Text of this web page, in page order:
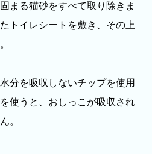
まる猫砂をすべて取り除きま
トイレシートを敷き、その上
分を吸収しないチップを使用
使うと、おしっこが吸収され
。